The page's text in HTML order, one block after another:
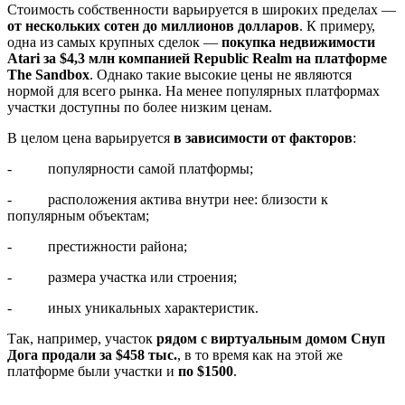
Стоимость собственности варьируется в широких пределах —
от нескольких сотен до миллионов долларов. К примеру,
одна из самых крупных сделок — покупка недвижимости
Atari за $4,3 млн компанией Republic Realm на платформе
The Sandbox. Однако такие высокие цены не являются
нормой для всего рынка. На менее популярных платформах
участки доступны по более низким ценам.
В целом цена варьируется в зависимости от факторов:
- популярности самой платформы;
- расположения актива внутри нее: близости к
популярным объектам;
- престижности района;
- размера участка или строения;
- иных уникальных характеристик.
Так, например, участок рядом с виртуальным домом Снуп
Дога продали за $458 тыс., в то время как на этой же
платформе были участки и по $1500.